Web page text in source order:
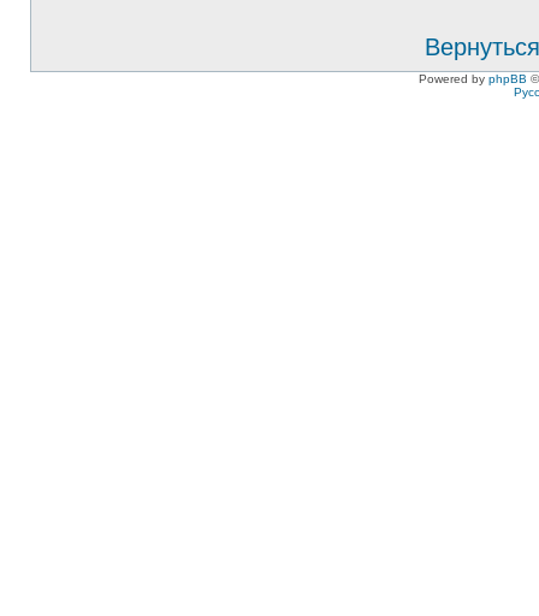
Powered by phpBB